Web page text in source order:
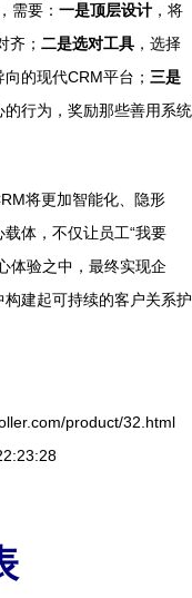
需要： 一是顶层设计 ，将
齐； 二是选对工具 ，选择
的现代CRM平台； 三是
的行为，奖励那些善用系统
将更加智能化、隐形
体，不仅让员工“我要
体验之中，最终实现企
建起可持续的客户关系护
product/32.html